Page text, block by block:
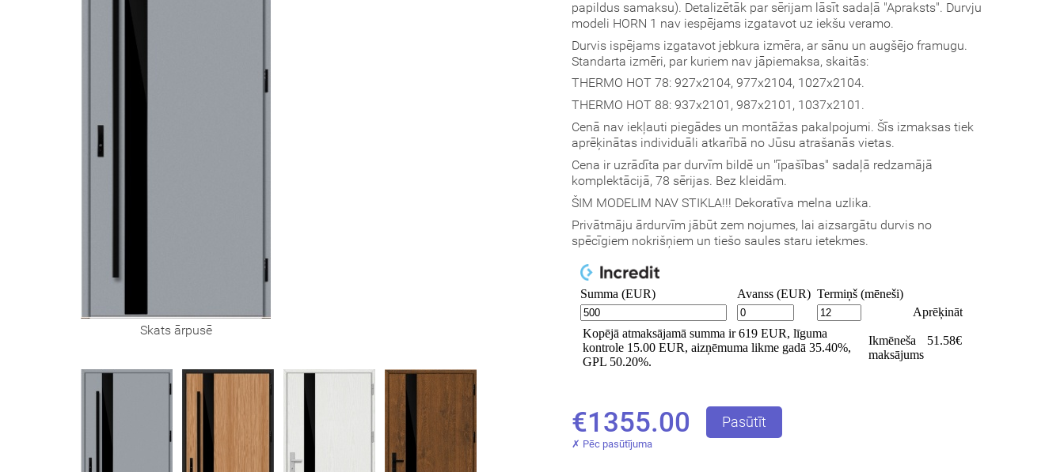
Skats ārpusē
papildus samaksu). Detalizētāk par sērijam lāsīt sadaļā "Apraksts". Durvju
modeli HORN 1 nav iespējams izgatavot uz iekšu veramo.
Durvis ispējams izgatavot jebkura izmēra, ar sānu un augšējo framugu.
Standarta izmēri, par kuriem nav jāpiemaksa, skaitās:
THERMO HOT 78: 927x2104, 977x2104, 1027x2104.
THERMO HOT 88: 937x2101, 987x2101, 1037x2101.
Cenā nav iekļauti piegādes un montāžas pakalpojumi. Šīs izmaksas tiek
aprēķinātas individuāli atkarībā no Jūsu atrašanās vietas.
Cena ir uzrādīta par durvīm bildē un "īpašības" sadaļā redzamājā
komplektācijā, 78 sērijas. Bez kleidām.
ŠIM MODELIM NAV STIKLA!!! Dekoratīva melna uzlika.
Privātmāju ārdurvīm jābūt zem nojumes, lai aizsargātu durvis no
spēcīgiem nokrišņiem un tiešo saules staru ietekmes.
€1355.00 Pasūtīt
✗ Pēc pasūtījuma